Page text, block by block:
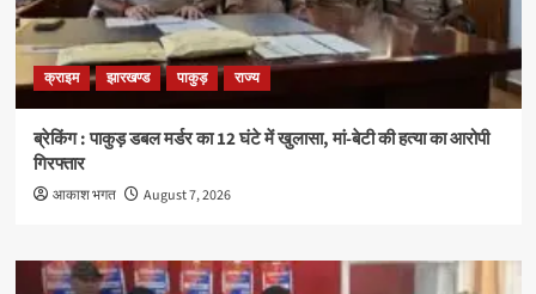
क्राइम झारखण्ड पाकुड़ राज्य
ब्रेकिंग : पाकुड़ डबल मर्डर का 12 घंटे में खुलासा, मां-बेटी की हत्या का आरोपी
गिरफ्तार
आकाश भगत August 7, 2026